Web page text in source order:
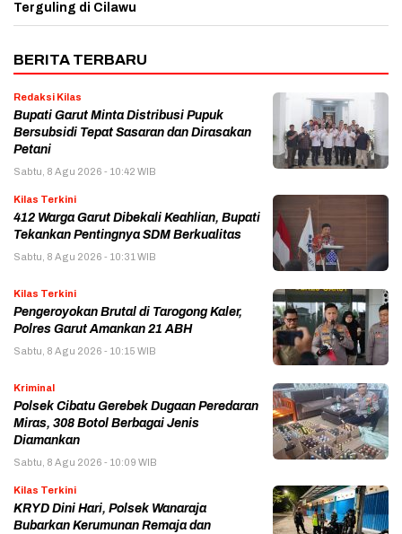
Terguling di Cilawu
BERITA TERBARU
Redaksi Kilas
Bupati Garut Minta Distribusi Pupuk
Bersubsidi Tepat Sasaran dan Dirasakan
Petani
Sabtu, 8 Agu 2026 - 10:42 WIB
Kilas Terkini
412 Warga Garut Dibekali Keahlian, Bupati
Tekankan Pentingnya SDM Berkualitas
Sabtu, 8 Agu 2026 - 10:31 WIB
Kilas Terkini
Pengeroyokan Brutal di Tarogong Kaler,
Polres Garut Amankan 21 ABH
Sabtu, 8 Agu 2026 - 10:15 WIB
Kriminal
Polsek Cibatu Gerebek Dugaan Peredaran
Miras, 308 Botol Berbagai Jenis
Diamankan
Sabtu, 8 Agu 2026 - 10:09 WIB
Kilas Terkini
KRYD Dini Hari, Polsek Wanaraja
Bubarkan Kerumunan Remaja dan